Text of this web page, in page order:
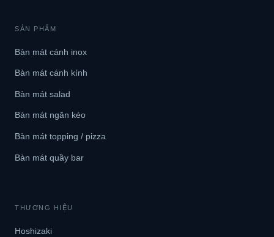
SẢN PHẨM
Bàn mát cánh inox
Bàn mát cánh kính
Bàn mát salad
Bàn mát ngăn kéo
Bàn mát topping / pizza
Bàn mát quầy bar
THƯƠNG HIỆU
Hoshizaki